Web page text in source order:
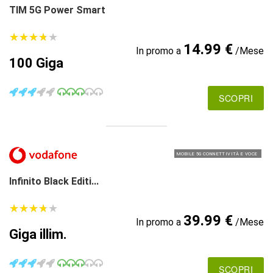
TIM 5G Power Smart
★★★★★
★★★★★
100 Giga
In promo a 14.99 €/Mese
SCOPRI
MOBILE 5G CONNETTIVITÀ E VOCE
Infinito Black Editi...
★★★★★
★★★★★
Giga illim.
In promo a 39.99 €/Mese
SCOPRI